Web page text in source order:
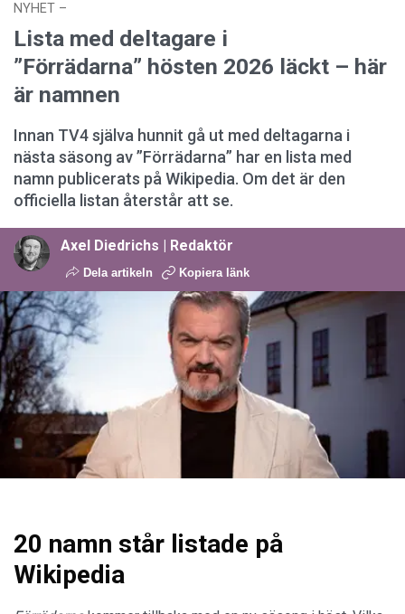
NYHET –
Lista med deltagare i
”Förrädarna” hösten 2026 läckt – här
är namnen
Innan TV4 själva hunnit gå ut med deltagarna i
nästa säsong av ”Förrädarna” har en lista med
namn publicerats på Wikipedia. Om det är den
officiella listan återstår att se.
Axel Diedrichs | Redaktör
Dela artikeln Kopiera länk
20 namn står listade på
Wikipedia